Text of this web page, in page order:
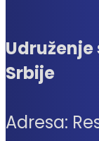
Srbije
Adresa: